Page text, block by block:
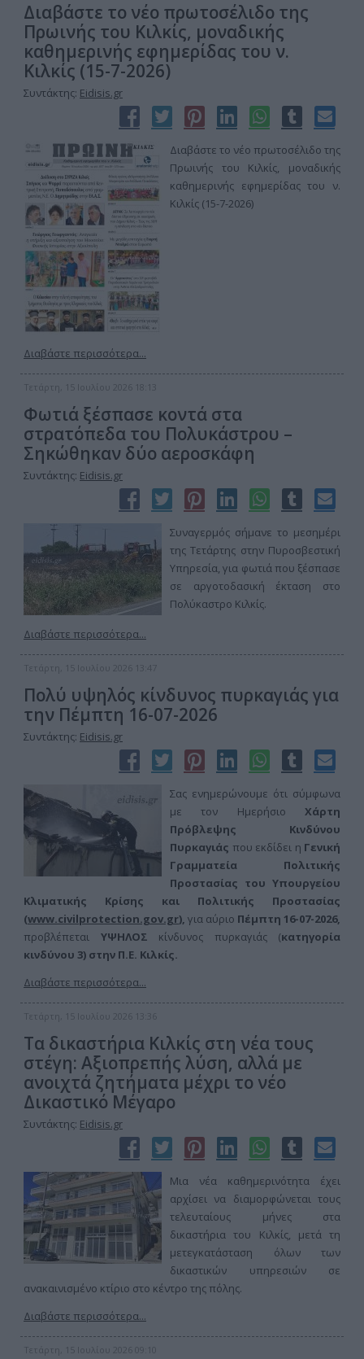
Διαβάστε το νέο πρωτοσέλιδο της
Πρωινής του Κιλκίς, μοναδικής
καθημερινής εφημερίδας του ν.
Κιλκίς (15-7-2026)
Συντάκτης: Eidisis.gr
Διαβάστε το νέο πρωτοσέλιδο της
Πρωινής του Κιλκίς, μοναδικής
καθημερινής εφημερίδας του ν.
Κιλκίς (15-7-2026)
Διαβάστε περισσότερα...
Τετάρτη, 15 Ιουλίου 2026 18:13
Φωτιά ξέσπασε κοντά στα
στρατόπεδα του Πολυκάστρου –
Σηκώθηκαν δύο αεροσκάφη
Συντάκτης: Eidisis.gr
Συναγερμός σήμανε το μεσημέρι
της Τετάρτης στην Πυροσβεστική
Υπηρεσία, για φωτιά που ξέσπασε
σε αργοτοδασική έκταση στο
Πολύκαστρο Κιλκίς.
Διαβάστε περισσότερα...
Τετάρτη, 15 Ιουλίου 2026 13:47
Πολύ υψηλός κίνδυνος πυρκαγιάς για
την Πέμπτη 16-07-2026
Συντάκτης: Eidisis.gr
Σας ενημερώνουμε ότι σύμφωνα
με τον Ημερήσιο Χάρτη
Πρόβλεψης Κινδύνου
Πυρκαγιάς που εκδίδει η Γενική
Γραμματεία Πολιτικής
Προστασίας του Υπουργείου
Κλιματικής Κρίσης και Πολιτικής Προστασίας
(www.civilprotection.gov.gr), για αύριο Πέμπτη 16-07-2026,
προβλέπεται ΥΨΗΛΟΣ κίνδυνος πυρκαγιάς (κατηγορία
κινδύνου 3) στην Π.Ε. Κιλκίς.
Διαβάστε περισσότερα...
Τετάρτη, 15 Ιουλίου 2026 13:36
Τα δικαστήρια Κιλκίς στη νέα τους
στέγη: Αξιοπρεπής λύση, αλλά με
ανοιχτά ζητήματα μέχρι το νέο
Δικαστικό Μέγαρο
Συντάκτης: Eidisis.gr
Μια νέα καθημερινότητα έχει
αρχίσει να διαμορφώνεται τους
τελευταίους μήνες στα
δικαστήρια του Κιλκίς, μετά τη
μετεγκατάσταση όλων των
δικαστικών υπηρεσιών σε
ανακαινισμένο κτίριο στο κέντρο της πόλης.
Διαβάστε περισσότερα...
Τετάρτη, 15 Ιουλίου 2026 09:10